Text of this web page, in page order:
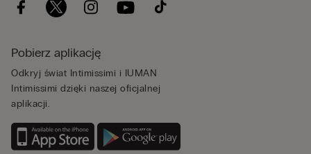
Pobierz aplikację
Odkryj świat Intimissimi i IUMAN
Intimissimi dzięki naszej oficjalnej
aplikacji.